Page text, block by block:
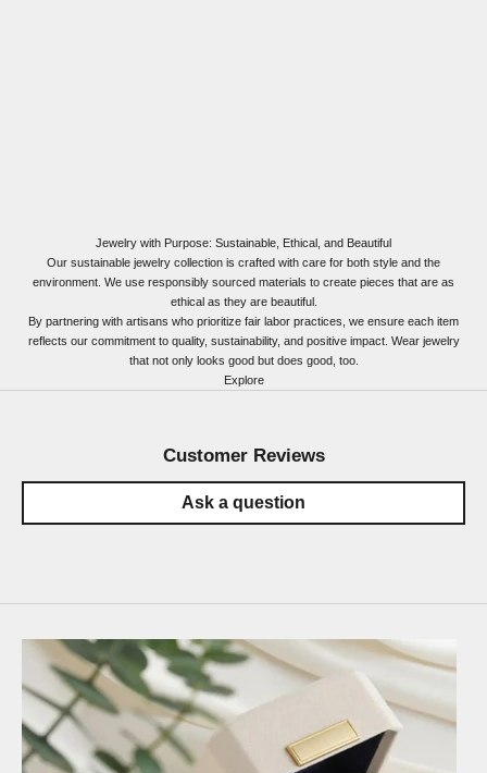
Jewelry with Purpose: Sustainable, Ethical, and Beautiful
Our sustainable jewelry collection is crafted with care for both style and the
environment. We use responsibly sourced materials to create pieces that are as
ethical as they are beautiful.
By partnering with artisans who prioritize fair labor practices, we ensure each item
reflects our commitment to quality, sustainability, and positive impact. Wear jewelry
that not only looks good but does good, too.
Explore
Customer Reviews
Ask a question